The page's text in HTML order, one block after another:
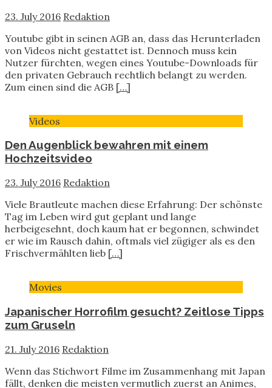
23. July 2016 Redaktion
Youtube gibt in seinen AGB an, dass das Herunterladen
von Videos nicht gestattet ist. Dennoch muss kein
Nutzer fürchten, wegen eines Youtube-Downloads für
den privaten Gebrauch rechtlich belangt zu werden.
Zum einen sind die AGB […]
Videos
Den Augenblick bewahren mit einem
Hochzeitsvideo
23. July 2016 Redaktion
Viele Brautleute machen diese Erfahrung: Der schönste
Tag im Leben wird gut geplant und lange
herbeigesehnt, doch kaum hat er begonnen, schwindet
er wie im Rausch dahin, oftmals viel zügiger als es den
Frischvermählten lieb […]
Movies
Japanischer Horrofilm gesucht? Zeitlose Tipps
zum Gruseln
21. July 2016 Redaktion
Wenn das Stichwort Filme im Zusammenhang mit Japan
fällt, denken die meisten vermutlich zuerst an Animes,